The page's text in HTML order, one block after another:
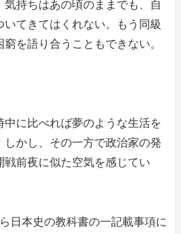
気持ちはあの頃のままでも、自
てきてはくれない。もう同級
を語り合うこともできない。
中に比べれば夢のような生活を
かし、その一方で政治家の発
前夜に似た空気を感じてい
日本史の教科書の一記載事項に